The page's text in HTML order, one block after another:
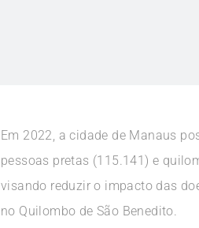
Em 2022, a cidade de Manaus
pessoas pretas (115.141) e
visando reduzir o impacto das
no Quilombo de São Benedito.